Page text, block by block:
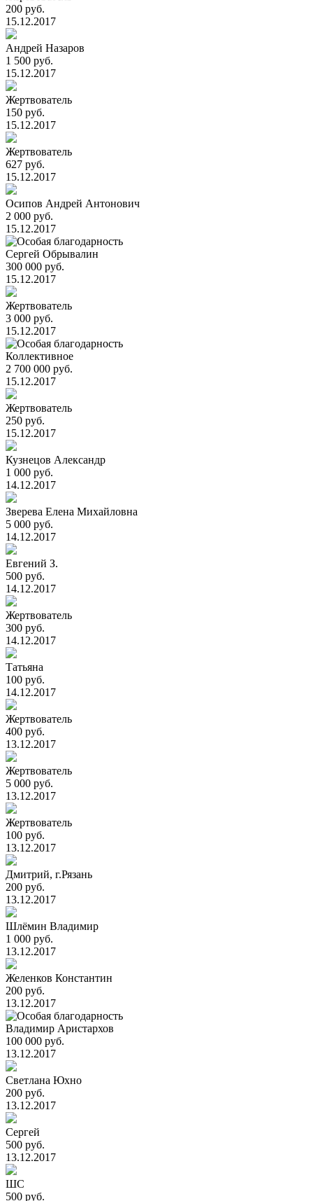
200 руб.
15.12.2017
Андрей Назаров
1 500 руб.
15.12.2017
Жертвователь
150 руб.
15.12.2017
Жертвователь
627 руб.
15.12.2017
Осипов Андрей Антонович
2 000 руб.
15.12.2017
Сергей Обрывалин
300 000 руб.
15.12.2017
Жертвователь
3 000 руб.
15.12.2017
Коллективное
2 700 000 руб.
15.12.2017
Жертвователь
250 руб.
15.12.2017
Кузнецов Александр
1 000 руб.
14.12.2017
Зверева Елена Михайловна
5 000 руб.
14.12.2017
Евгений З.
500 руб.
14.12.2017
Жертвователь
300 руб.
14.12.2017
Татьяна
100 руб.
14.12.2017
Жертвователь
400 руб.
13.12.2017
Жертвователь
5 000 руб.
13.12.2017
Жертвователь
100 руб.
13.12.2017
Дмитрий, г.Рязань
200 руб.
13.12.2017
Шлёмин Владимир
1 000 руб.
13.12.2017
Желенков Константин
200 руб.
13.12.2017
Владимир Аристархов
100 000 руб.
13.12.2017
Светлана Юхно
200 руб.
13.12.2017
Сергей
500 руб.
13.12.2017
ШС
500 руб.